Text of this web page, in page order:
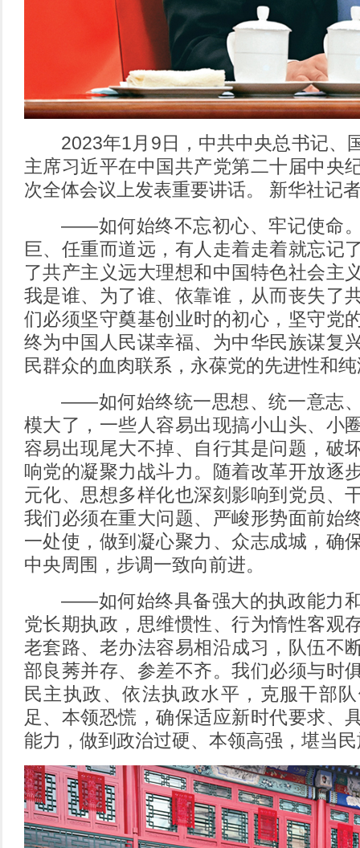
2023年1月9日，中共中央总书记、
主席习近平在中国共产党第二十届中央
次全体会议上发表重要讲话。 新华社记
——如何始终不忘初心、牢记使命。
巨、任重而道远，有人走着走着就忘记
了共产主义远大理想和中国特色社会主
我是谁、为了谁、依靠谁，从而丧失了
们必须坚守奠基创业时的初心，坚守党
终为中国人民谋幸福、为中华民族谋复
民群众的血肉联系，永葆党的先进性和
——如何始终统一思想、统一意志、
模大了，一些人容易出现搞小山头、小
容易出现尾大不掉、自行其是问题，破
响党的凝聚力战斗力。随着改革开放逐
元化、思想多样化也深刻影响到党员、
我们必须在重大问题、严峻形势面前始
一处使，做到凝心聚力、众志成城，确
中央周围，步调一致向前进。
——如何始终具备强大的执政能力和
党长期执政，思维惯性、行为惰性客观
老套路、老办法容易相沿成习，队伍不
部良莠并存、参差不齐。我们必须与时
民主执政、依法执政水平，克服干部
足、本领恐慌，确保适应新时代要求、
能力，做到政治过硬、本领高强，堪当